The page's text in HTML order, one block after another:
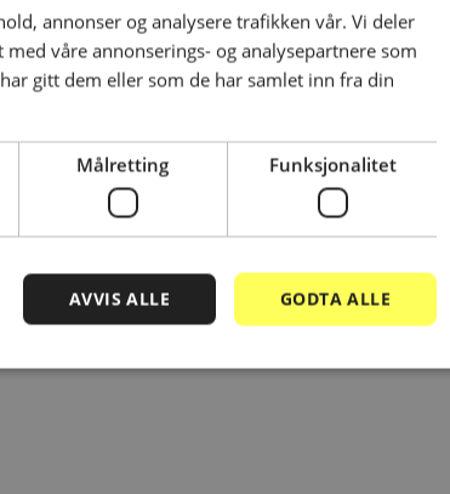
annonser og analysere trafikken vår. Vi deler
våre annonserings- og analysepartnere som
gitt dem eller som de har samlet inn fra din
Målretting Funksjonalitet
GODTA ALLE
AVVIS ALLE